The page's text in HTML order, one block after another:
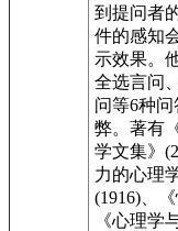
到提问者
件的感知
示效果。
全选言问
问等6种
弊。著有
学文集》
力的心理
(1916)、
《心理学